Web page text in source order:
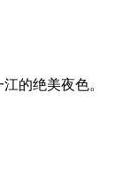
的绝美夜色。